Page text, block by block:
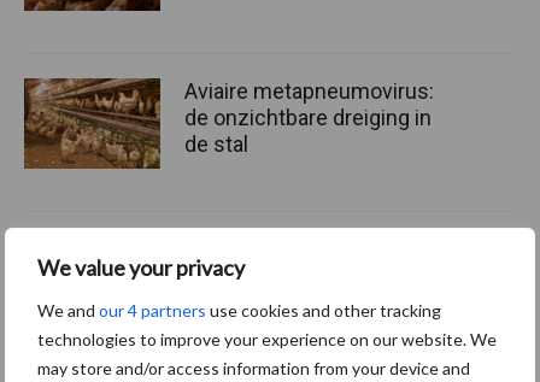
We value your privacy
We and our 4 partners use cookies and other tracking
technologies to improve your experience on our website. We
may store and/or access information from your device and
Aviaire metapneumovirus:
de onzichtbare dreiging in
de stal
Themapagina's
Wet en regelgeving Diergezondheid